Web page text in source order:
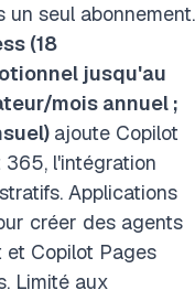
un seul abonnement.
(18
jusqu'au
mois annuel ;
ajoute Copilot
l'intégration
Applications
créer des agents
et Copilot Pages
Limité aux